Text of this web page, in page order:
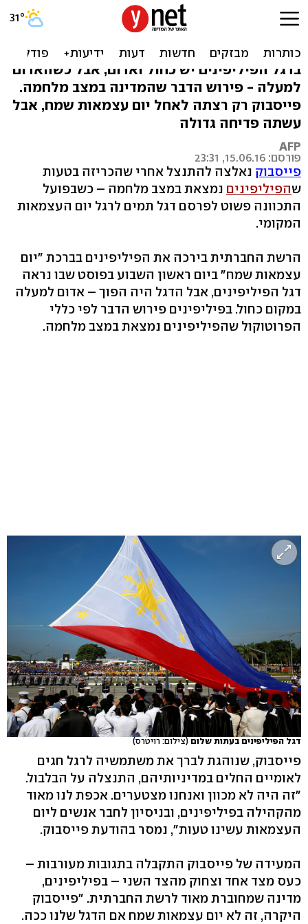
אופס: פייסבוק הפכה דגל
והכריזה שיש מלחמה
בדגל הפיליפינים יש כחול ואדום, אבל כשהאדום
למעלה - פירוש הדבר שהמדינה במצב מלחמה.
פייסבוק רק רצתה לאחל יום עצמאות שמח, אבל
עשתה פדיחה גדולה
AFP
פורסם: 15.06.16, 23:31
פייסבוק נאלצה להתנצל אחרי שהכריזה בטעות
שהפיליפינים נמצאת במצב מלחמה – כשבפועל
התכוונה פשוט לפרסם דגל תמים לרגל יום העצמאות
המקומי.
הרשת החברתית בירכה את הפיליפינים בברכת "יום
עצמאות שמח" ביום ראשון השבוע בפוסט שבו נראה
דגל הפיליפינים, אבל הדגל היה הפוך – אדום למעלה
במקום כחול. בפיליפינים פירוש הדבר לפי כללי
הפרוטוקול שהפיליפינים נמצאת במצב מלחמה.
דגל הפיליפינים בעתות שלום(צילום: רויטרס)
פייסבוק, שנוהגת לברך את משתמשיה לרגל חגים
לאומיים החלים במדיניותיהם, התנצלה על הבלבול.
"זה היה לא מכוון ואנחנו מצטערים. אכפת לנו מאוד
מהקהילה בפיליפינים, ובניסיון לחבר אנשים ליום
העצמאות עשינו טעות", נמסר בהודעת פייסבוק.
המעידה של פייסבוק התקבלה בתגובות מעורבות –
כעס מצד אחד וצחוק מהצד השני – בפיליפינים,
מדינה שמחוברת מאוד לרשת החברתית. "פייסבוק
היקרה, זה לא יום עצמאות שמח אם הדגל שלנו ככה.